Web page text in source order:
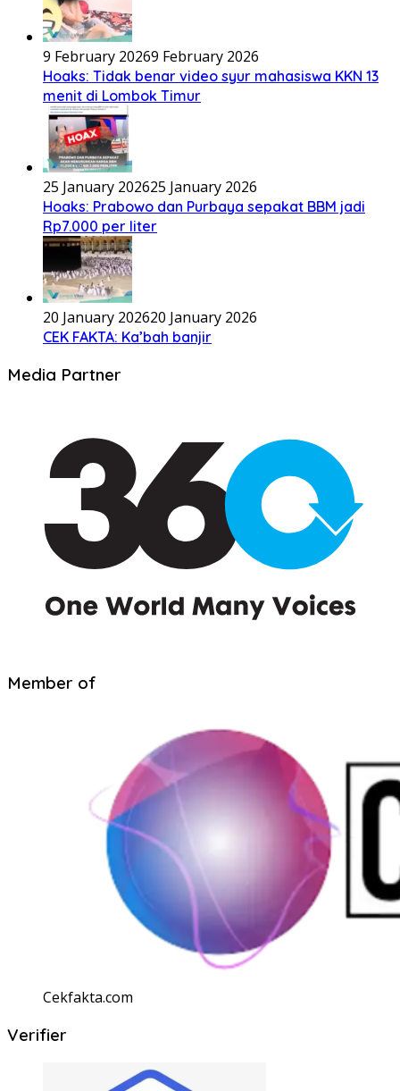
9 February 20269 February 2026
Hoaks: Tidak benar video syur mahasiswa KKN 13
menit di Lombok Timur
25 January 202625 January 2026
Hoaks: Prabowo dan Purbaya sepakat BBM jadi
Rp7.000 per liter
20 January 202620 January 2026
CEK FAKTA: Ka’bah banjir
Media Partner
Member of
Cekfakta.com
Verifier